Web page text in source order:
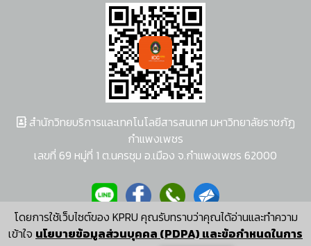
โดยการใช้เว็บไซต์ของ KPRU คุณรับทราบว่าคุณได้อ่านและทำความ
เข้าใจ นโยบายข้อมูลส่วนบุคคล (PDPA) และข้อกำหนดในการ
สำนักวิทยบริการและเทคโนโลยีสารสนเทศ มหาวิทยาลัยราชภัฏ
กำแพงเพชร
เลขที่ 69 หมู่ที่ 1 ต.นครชุม อ.เมือง จ.กำแพงเพชร 62000
ผู้พัฒนาระบบ อนุชา พวงผกา